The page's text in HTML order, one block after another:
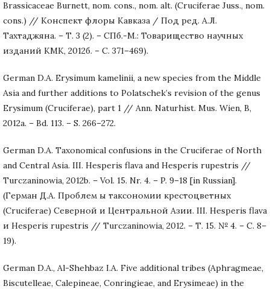
Brassicaceae Burnett, nom. cons., nom. alt. (Cruciferae Juss., nom.
cons.) // Конспект флоры Кавказа / Под ред. А.Л.
Тахтаджяна. – Т. 3 (2). – СПб.-М.: Товарищество научных
изданий КМК, 2012б. – С. 371–469).
German D.A. Erysimum kamelinii, a new species from the Middle
Asia and further additions to Polatschek’s revision of the genus
Erysimum (Cruciferae), part 1 // Ann. Naturhist. Mus. Wien, B,
2012a. – Bd. 113. – S. 266–272.
German D.A. Taxonomical confusions in the Cruciferae of North
and Central Asia. III. Hesperis flava and Hesperis rupestris //
Turczaninowia, 2012b. – Vol. 15. Nr. 4. – P. 9–18 [in Russian].
(Герман Д.А. Проблем ы таксономии крестоцветных
(Cruciferae) Северной и Центральной Азии. III. Hesperis flava
и Hesperis rupestris // Turczaninowia, 2012. – Т. 15. № 4. – С. 8–
19).
German D.A., Al-Shehbaz I.A. Five additional tribes (Aphragmeae,
Biscutelleae, Calepineae, Conringieae, and Erysimeae) in the